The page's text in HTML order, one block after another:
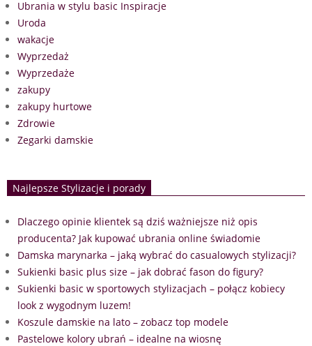
Ubrania w stylu basic Inspiracje
Uroda
wakacje
Wyprzedaż
Wyprzedaże
zakupy
zakupy hurtowe
Zdrowie
Zegarki damskie
Najlepsze Stylizacje i porady
Dlaczego opinie klientek są dziś ważniejsze niż opis
producenta? Jak kupować ubrania online świadomie
Damska marynarka – jaką wybrać do casualowych stylizacji?
Sukienki basic plus size – jak dobrać fason do figury?
Sukienki basic w sportowych stylizacjach – połącz kobiecy
look z wygodnym luzem!
Koszule damskie na lato – zobacz top modele
Pastelowe kolory ubrań – idealne na wiosnę